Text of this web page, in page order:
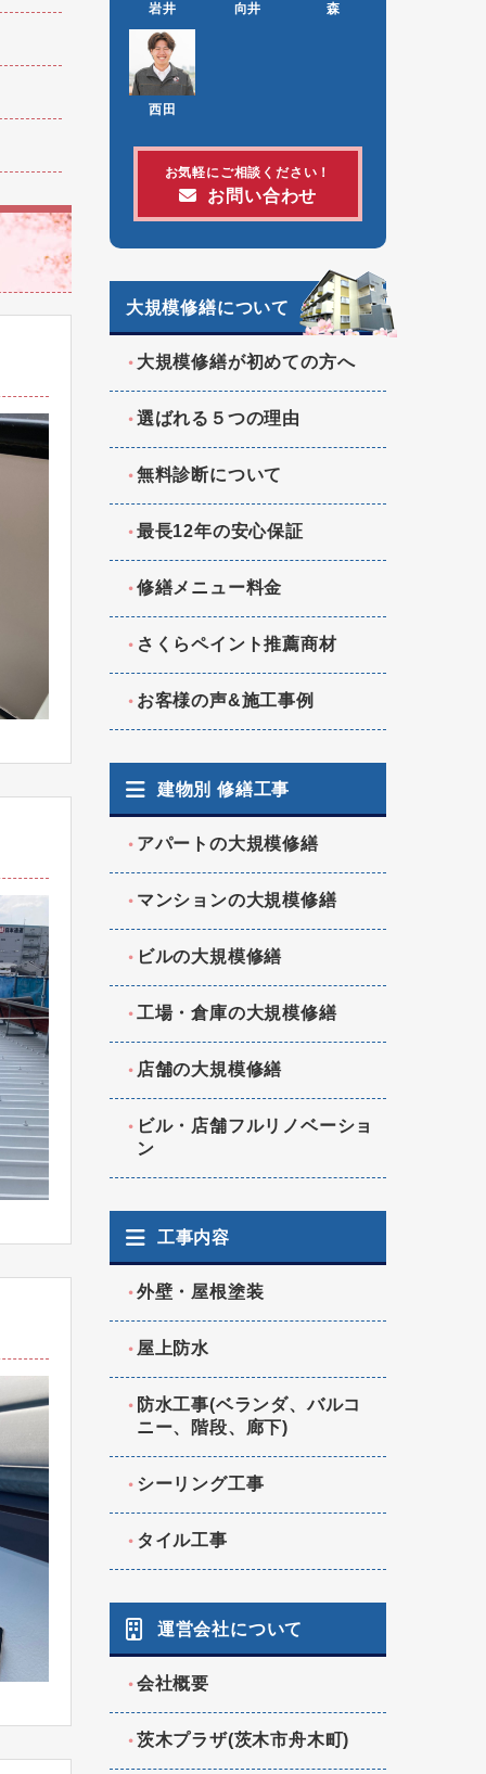
岩井 向井 森
西田
お気軽にご相談ください！
お問い合わせ
大規模修繕について
大規模修繕が初めての方へ
選ばれる５つの理由
無料診断について
最長12年の安心保証
修繕メニュー料金
さくらペイント推薦商材
お客様の声&施工事例
建物別 修繕工事
アパートの大規模修繕
マンションの大規模修繕
ビルの大規模修繕
工場・倉庫の大規模修繕
店舗の大規模修繕
ビル・店舗フルリノベーショ
ン
工事内容
外壁・屋根塗装
屋上防水
防水工事(ベランダ、バルコ
ニー、階段、廊下)
シーリング工事
タイル工事
運営会社について
会社概要
茨木プラザ(茨木市舟木町)